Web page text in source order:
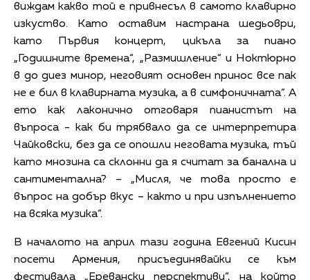
виждам какво той е привнесъл в самото клавирно
изкуство. Като оставим настрана шедьоври,
като Първия концерт, цикъла за пиано
„Годишните времена“, „Размишление“ и Ноктюрно
в до диез минор, неговият основен принос все пак
не е бил в клавирната музика, а в симфоничната“. А
ето как лаконично отговаря пианистът на
въпроса - как би трябвало да се интерпретира
Чайковски, без да се опошли неговата музика, тъй
като мнозина са склонни да я считат за банална и
сантиментална? – „Мисля, че това просто е
въпрос на добър вкус – както и при изпълнението
на всяка музика“.
В началото на април тази година Евгений Кисин
посети Армения, присъединявайки се към
фестивала „Еревански перспективи“, на който